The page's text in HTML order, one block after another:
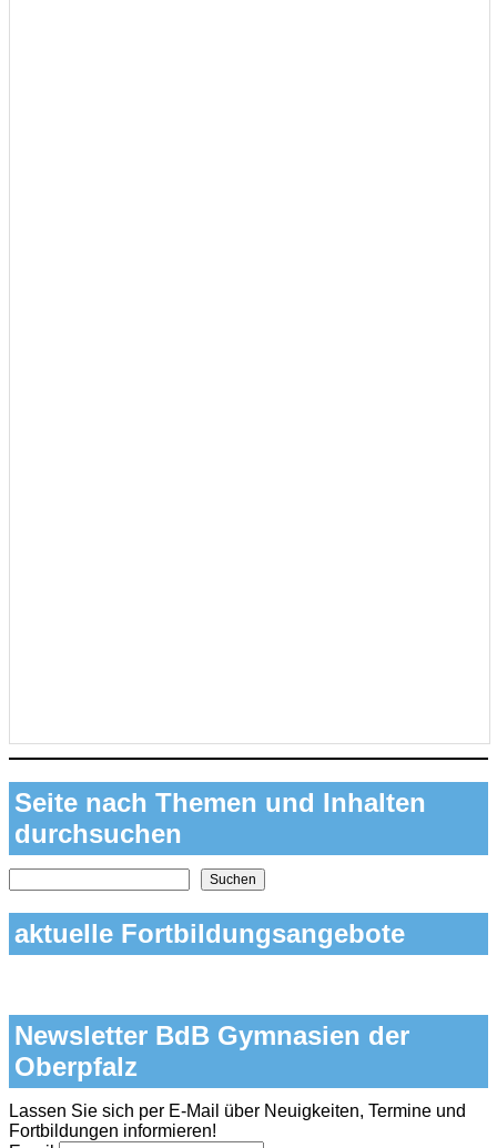
Seite nach Themen und Inhalten
durchsuchen
Nach Themen und Inhalten auf der Seite suchen
Suchen
aktuelle Fortbildungsangebote
Newsletter BdB Gymnasien der
Oberpfalz
Lassen Sie sich per E-Mail über Neuigkeiten, Termine und
Fortbildungen informieren!